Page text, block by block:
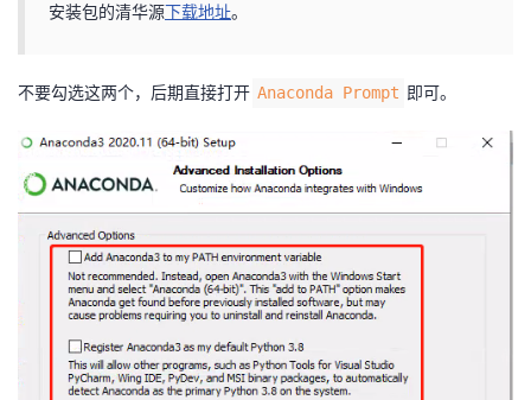
验
收
藏
持
建
议
安装包的清华源下载地址。
不要勾选这两个，后期直接打开 Anaconda Prompt 即可。